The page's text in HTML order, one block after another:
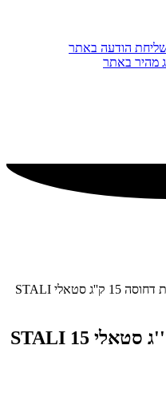
/ נסורת גלילית דחוסה 15 ק''ג סטאלי STALI
נסורת גלילית דחוסה 15 ק''ג סטאלי STALI 15